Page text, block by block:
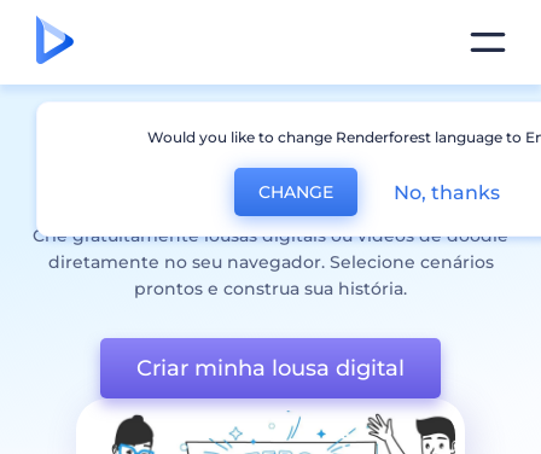
Gerador deAnimação de
Quadro Brancogratuito
Crie gratuitamente lousas digitais ou vídeos de doodle
diretamente no seu navegador. Selecione cenários
prontos e construa sua história.
Criar minha lousa digital
Would you like to change Renderforest language to
CHANGE No, thanks